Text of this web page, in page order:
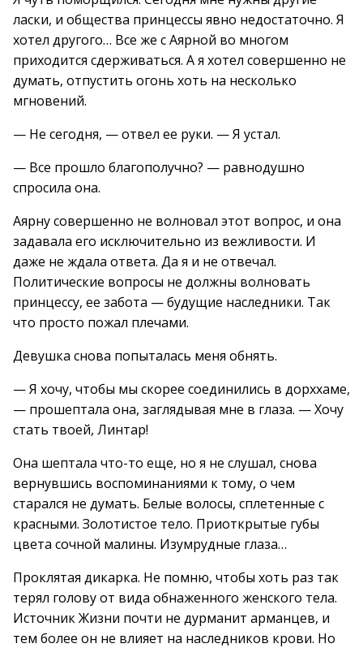
ласки, и общества принцессы явно недостаточно. Я
хотел другого… Все же с Аярной во многом
приходится сдерживаться. А я хотел совершенно не
думать, отпустить огонь хоть на несколько
мгновений.
— Не сегодня, — отвел ее руки. — Я устал.
— Все прошло благополучно? — равнодушно
спросила она.
Аярну совершенно не волновал этот вопрос, и она
задавала его исключительно из вежливости. И
даже не ждала ответа. Да я и не отвечал.
Политические вопросы не должны волновать
принцессу, ее забота — будущие наследники. Так
что просто пожал плечами.
Девушка снова попыталась меня обнять.
— Я хочу, чтобы мы скорее соединились в дорххаме,
— прошептала она, заглядывая мне в глаза. — Хочу
стать твоей, Линтар!
Она шептала что-то еще, но я не слушал, снова
вернувшись воспоминаниями к тому, о чем
старался не думать. Белые волосы, сплетенные с
красными. Золотистое тело. Приоткрытые губы
цвета сочной малины. Изумрудные глаза…
Проклятая дикарка. Не помню, чтобы хоть раз так
терял голову от вида обнаженного женского тела.
Источник Жизни почти не дурманит арманцев, и
тем более он не влияет на наследников крови. Но